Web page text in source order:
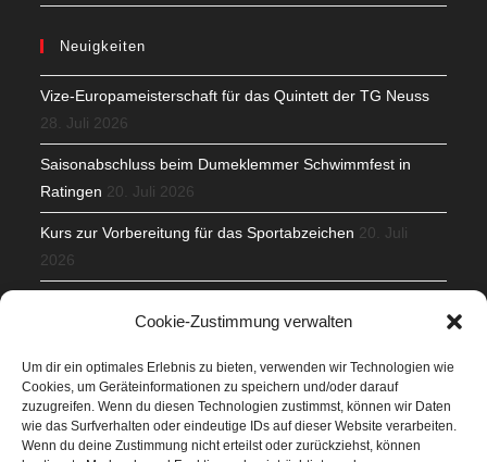
Cookie-Zustimmung verwalten
Um dir ein optimales Erlebnis zu bieten, verwenden wir Technologien wie
Cookies, um Geräteinformationen zu speichern und/oder darauf
zuzugreifen. Wenn du diesen Technologien zustimmst, können wir Daten
wie das Surfverhalten oder eindeutige IDs auf dieser Website verarbeiten.
Wenn du deine Zustimmung nicht erteilst oder zurückziehst, können
Neuigkeiten
Vize-Europameisterschaft für das Quintett der TG Neuss
28. Juli 2026
Saisonabschluss beim Dumeklemmer Schwimmfest in
Ratingen 20. Juli 2026
Kurs zur Vorbereitung für das Sportabzeichen 20. Juli
2026
Veranstaltungen
Höffner Run